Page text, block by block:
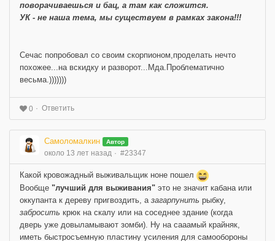
поворачиваешься и бац, а там как сложится.
УК - не наша тема, мы существуем в рамках закона!!!
Сечас попробовал со своим скорпионом,проделать нечто
похожее...на вскидку и разворот...Мда.Проблематично
весьма.)))))))
0 Ответить
Самоломалкин Автор
около 13 лет назад #23347
Какой кровожадный выживальщик ноне пошел
Вообще "лучший для выживания" это не значит кабана или
оккупанта к дереву пригвоздить, а загарпунить рыбку,
забросить крюк на скалу или на соседнее здание (когда
дверь уже довыламывают зомби). Ну на сааамый крайняк,
иметь быстросъемную пластину усиления для самообороны